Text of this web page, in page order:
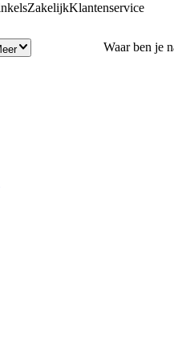
ZakelijkKlantenservice